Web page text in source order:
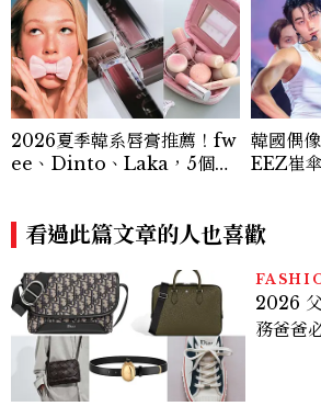
2026夏季韓系唇膏推薦！fw
ee、Dinto、Laka，5個韓
韓國偶
EEZ崔
看過此篇文章的人也喜歡
2026
務爸爸